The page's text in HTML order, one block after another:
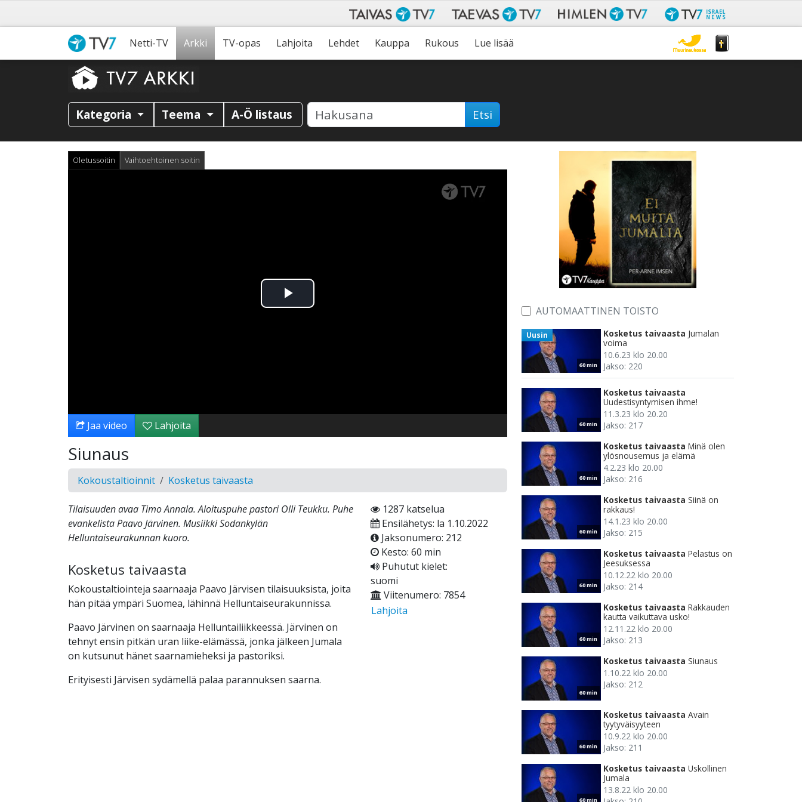
Netti-TV Arkki TV-opas Lahjoita Lehdet Kauppa Rukous Lue lisää
Kategoria Teema A-Ö listaus Etsi
Oletussoitin Vaihtoehtoinen soitin
Toista
Jaa video Lahjoita
Siunaus
Kokoustaltioinnit Kosketus taivaasta
Tilaisuuden avaa Timo Annala. Aloituspuhe pastori Olli Teukku. Puhe
evankelista Paavo Järvinen. Musiikki Sodankylän
Helluntaiseurakunnan kuoro.
Kosketus taivaasta
Kokoustaltiointeja saarnaaja Paavo Järvisen tilaisuuksista, joita
hän pitää ympäri Suomea, lähinnä Helluntaiseurakunnissa.
Paavo Järvinen on saarnaaja Helluntailiikkeessä. Järvinen on
tehnyt ensin pitkän uran liike-elämässä, jonka jälkeen Jumala
on kutsunut hänet saarnamieheksi ja pastoriksi.
Erityisesti Järvisen sydämellä palaa parannuksen saarna.
1287 katselua
Ensilähetys: la 1.10.2022
Jaksonumero: 212
Kesto: 60 min
Puhutut kielet:
suomi
Viitenumero: 7854
Lahjoita
AUTOMAATTINEN TOISTO
60 min
Uusin Kosketus taivaasta Jumalan
voima
10.6.23 klo 20.00
Jakso: 220
60 min
Kosketus taivaasta
Uudestisyntymisen ihme!
11.3.23 klo 20.20
Jakso: 217
60 min
Kosketus taivaasta Minä olen
ylösnousemus ja elämä
4.2.23 klo 20.00
Jakso: 216
60 min
Kosketus taivaasta Siinä on
rakkaus!
14.1.23 klo 20.00
Jakso: 215
60 min
Kosketus taivaasta Pelastus on
Jeesuksessa
10.12.22 klo 20.00
Jakso: 214
60 min
Kosketus taivaasta Rakkauden
kautta vaikuttava usko!
12.11.22 klo 20.00
Jakso: 213
60 min
Kosketus taivaasta Siunaus
1.10.22 klo 20.00
Jakso: 212
60 min
Kosketus taivaasta Avain
tyytyväisyyteen
10.9.22 klo 20.00
Jakso: 211
60 min
Kosketus taivaasta Uskollinen
Jumala
13.8.22 klo 20.00